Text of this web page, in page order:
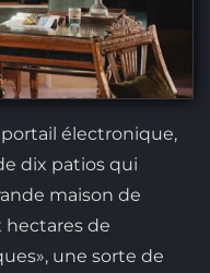
électronique,
dix patios qui
maison de
hectares de
une sorte de